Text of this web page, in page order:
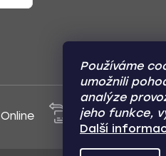
Používáme
umožnili
analýze
jeho funkce,
Další
Online Převod